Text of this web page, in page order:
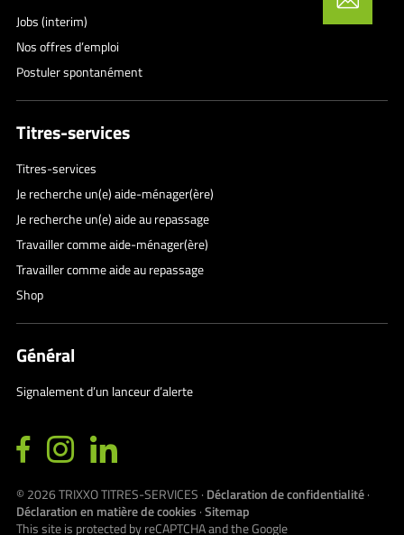
Jobs (interim)
Nos offres d’emploi
Postuler spontanément
Titres-services
Titres-services
Je recherche un(e) aide-ménager(ère)
Je recherche un(e) aide au repassage
Travailler comme aide-ménager(ère)
Travailler comme aide au repassage
Shop
Général
Signalement d’un lanceur d’alerte
© 2026TRIXXO TITRES-SERVICES · Déclaration de confidentialité·
Déclaration en matière de cookies ·Sitemap
This site is protected by reCAPTCHA and the Google